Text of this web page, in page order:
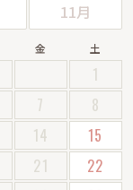
11月
金 土
1
7
8
14
15
21
22